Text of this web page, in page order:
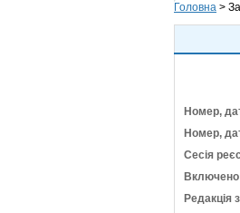
Головна >
Номер,
Номер,
Сесія
Включено
Редакція